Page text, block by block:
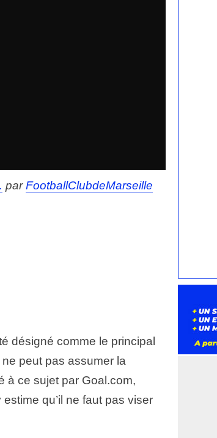
parFootballClubdeMarseille
désigné comme le principal
peut pas assumer la
à ce sujet par Goal.com,
estime qu’il ne faut pas viser